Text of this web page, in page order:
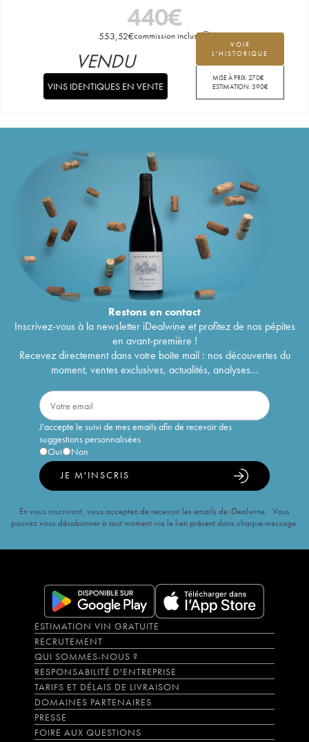
440€
553,52€commission incluse
VOIR
L'HISTORIQUE
MISE À PRIX:270€
ESTIMATION:390€
VENDU
VINS IDENTIQUES EN VENTE
Restons encontact
Inscrivez-vous à la newsletter iDealwine et profitez de nos pépites
en avant-première !
Recevez directement dans votre boîte mail : nos découvertes du
moment, ventes exclusives, actualités, analyses...
J'accepte le suivi de mes emails afin de recevoir des
suggestions personnalisées
Oui
Non
JE M'INSCRIS
En vous inscrivant, vous acceptez de recevoir les emails de iDealwine. Vous
pouvez vous désabonner à tout moment via le lien présent dans chaque message.
ESTIMATION VIN GRATUITE
RECRUTEMENT
QUI SOMMES-NOUS ?
RESPONSABILITÉ D'ENTREPRISE
TARIFS ET DÉLAIS DE LIVRAISON
DOMAINES PARTENAIRES
PRESSE
FOIRE AUX QUESTIONS